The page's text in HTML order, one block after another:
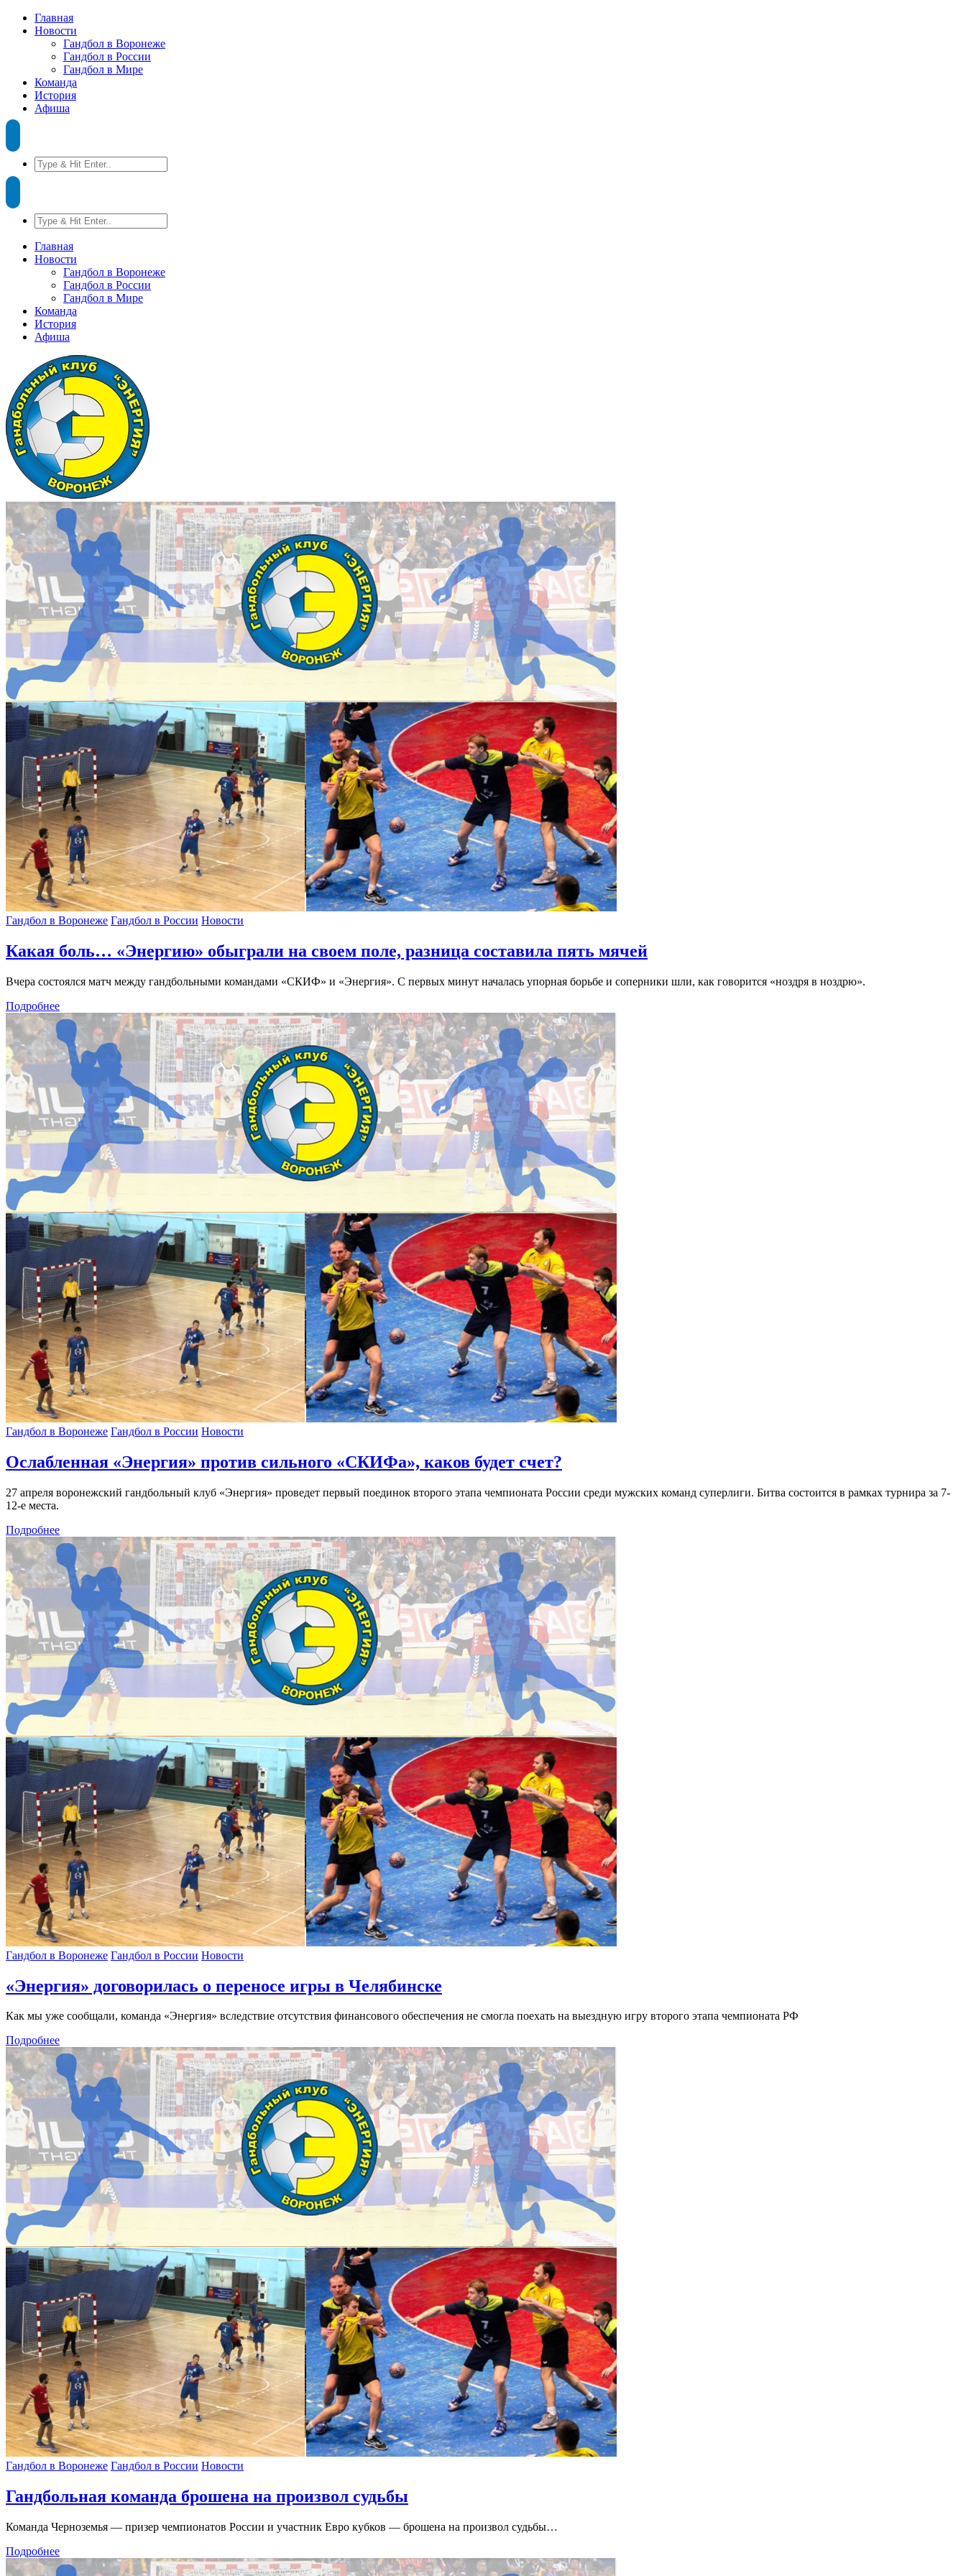
Главная
Новости
Гандбол в Воронеже
Гандбол в России
Гандбол в Мире
Команда
История
Афиша
Главная
Новости
Гандбол в Воронеже
Гандбол в России
Гандбол в Мире
Команда
История
Афиша
Гандбол в Воронеже Гандбол в России Новости
Какая боль… «Энергию» обыграли на своем поле, разница составила пять мячей
Вчера состоялся матч между гандбольными командами «СКИФ» и «Энергия». С первых минут началась упорная борьбе и соперники шли, как говорится «ноздря в ноздрю».
Подробнее
Гандбол в Воронеже Гандбол в России Новости
Ослабленная «Энергия» против сильного «СКИФа», каков будет счет?
27 апреля воронежский гандбольный клуб «Энергия» проведет первый поединок второго этапа чемпионата России среди мужских команд суперлиги. Битва состоится в рамках турнира за 7-
12-е места.
Подробнее
Гандбол в Воронеже Гандбол в России Новости
«Энергия» договорилась о переносе игры в Челябинске
Как мы уже сообщали, команда «Энергия» вследствие отсутствия финансового обеспечения не смогла поехать на выездную игру второго этапа чемпионата РФ
Подробнее
Гандбол в Воронеже Гандбол в России Новости
Гандбольная команда брошена на произвол судьбы
Команда Черноземья — призер чемпионатов России и участник Евро кубков — брошена на произвол судьбы…
Подробнее